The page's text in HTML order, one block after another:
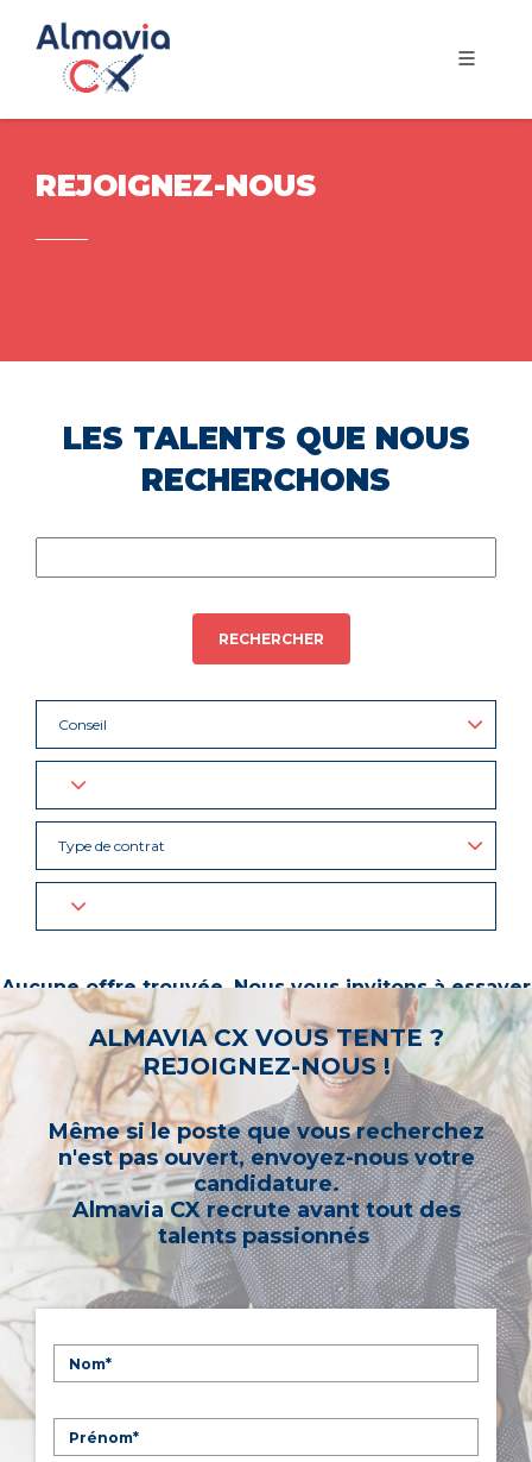
REJOIGNEZ-NOUS
LES TALENTS QUE NOUS
RECHERCHONS
RECHERCHER
Conseil
Type de contrat
Aucune offre trouvée. Nous vous invitons à essayer
d’autres mots-clés ou à sélectionner un « métier ».
ALMAVIA CX VOUS TENTE ?
REJOIGNEZ-NOUS !
Même si le poste que vous recherchez
n'est pas ouvert, envoyez-nous votre
candidature.
Almavia CX recrute avant tout des
talents passionnés